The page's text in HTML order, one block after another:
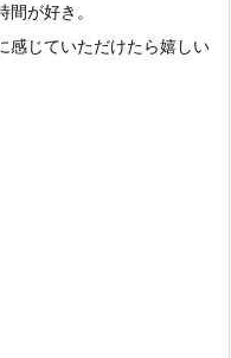
が好き。
感じていただけたら嬉しい